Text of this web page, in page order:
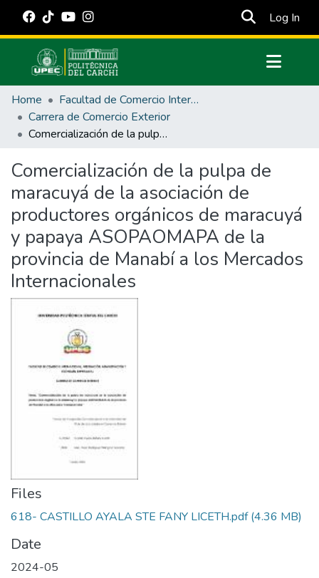
Log In
Communities & Collections
All of DSpace
Statistics
Estadísticas Externas
Manuales
Home
Facultad de Comercio Internacional, Integración, Administración y Economía Empresarial
Carrera de Comercio Exterior
Comercialización de la pulpa de maracuyá de la asociación de productores orgánicos de maracuyá y papaya ASOPAOMAPA de la provincia de Manabí a los Mercados Internacionales
Comercialización de la pulpa de
maracuyá de la asociación de
productores orgánicos de maracuyá
y papaya ASOPAOMAPA de la
provincia de Manabí a los Mercados
Internacionales
Files
618- CASTILLO AYALA STE FANY LICETH.pdf(4.36 MB)
Date
2024-05